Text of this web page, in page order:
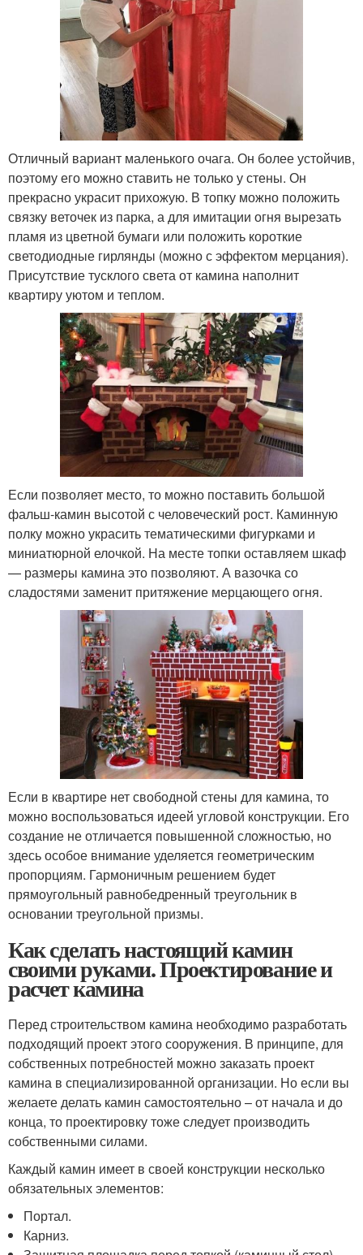
Отличный вариант маленького очага. Он более устойчив,
поэтому его можно ставить не только у стены. Он
прекрасно украсит прихожую. В топку можно положить
связку веточек из парка, а для имитации огня вырезать
пламя из цветной бумаги или положить короткие
светодиодные гирлянды (можно с эффектом мерцания).
Присутствие тусклого света от камина наполнит
квартиру уютом и теплом.
Если позволяет место, то можно поставить большой
фальш-камин высотой с человеческий рост. Каминную
полку можно украсить тематическими фигурками и
миниатюрной елочкой. На месте топки оставляем шкаф
— размеры камина это позволяют. А вазочка со
сладостями заменит притяжение мерцающего огня.
Если в квартире нет свободной стены для камина, то
можно воспользоваться идеей угловой конструкции. Его
создание не отличается повышенной сложностью, но
здесь особое внимание уделяется геометрическим
пропорциям. Гармоничным решением будет
прямоугольный равнобедренный треугольник в
основании треугольной призмы.
Как сделать настоящий камин
своими руками. Проектирование и
расчет камина
Перед строительством камина необходимо разработать
подходящий проект этого сооружения. В принципе, для
собственных потребностей можно заказать проект
камина в специализированной организации. Но если вы
желаете делать камин самостоятельно – от начала и до
конца, то проектировку тоже следует производить
собственными силами.
Каждый камин имеет в своей конструкции несколько
обязательных элементов:
Портал.
Карниз.